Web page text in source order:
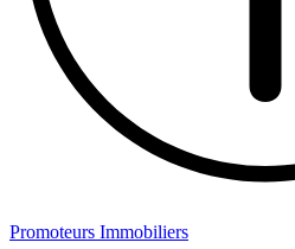
Promoteurs Immobiliers